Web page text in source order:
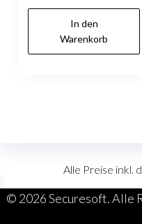
In den
Warenkorb
Alle Preise inkl.
© 2026 Securesoft. Alle